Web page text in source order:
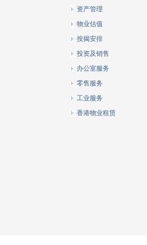
资产管理
物业估值
按揭安排
投资及销售
办公室服务
零售服务
工业服务
香港物业租赁